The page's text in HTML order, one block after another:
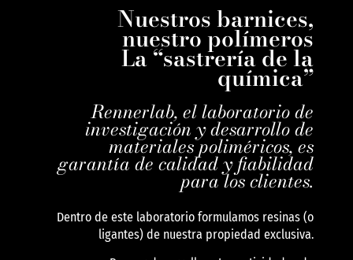
Nuestros barnices,
nuestro polímeros
La “sastrería de la
química”
Rennerlab, el laboratorio de
investigación y desarrollo de
materiales poliméricos, es
garantía de calidad y fiabilidad
para los clientes.
Dentro de este laboratorio formulamos resinas (o
ligantes) de nuestra propiedad exclusiva.